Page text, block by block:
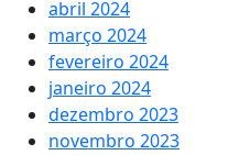
abril 2024
março 2024
fevereiro 2024
janeiro 2024
dezembro 2023
novembro 2023